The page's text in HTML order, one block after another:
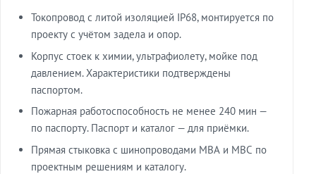
Токопровод с литой изоляцией IP68, монтируется по
проекту с учётом задела и опор.
Корпус стоек к химии, ультрафиолету, мойке под
давлением. Характеристики подтверждены
паспортом.
Пожарная работоспособность не менее 240 мин —
по паспорту. Паспорт и каталог — для приёмки.
Прямая стыковка с шинопроводами МВА и МВС по
проектным решениям и каталогу.